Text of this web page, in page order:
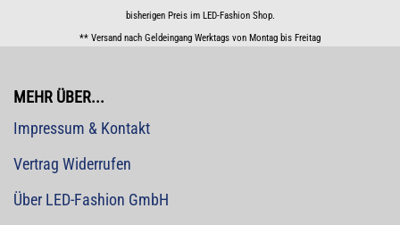
bisherigen Preis im LED-Fashion Shop.
** Versand nach Geldeingang Werktags von Montag bis Freitag
MEHR ÜBER...
Impressum & Kontakt
Vertrag Widerrufen
Über LED-Fashion GmbH